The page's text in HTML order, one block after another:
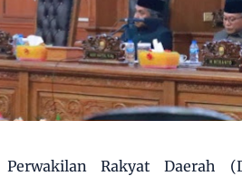
Rakyat Daerah